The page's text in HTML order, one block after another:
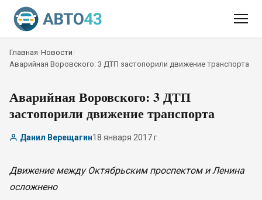
Главная Новости
Аварийная Воровского: 3 ДТП застопорили движение транспорта
Аварийная Воровского: 3 ДТП
застопорили движение транспорта
Данил Верещагин18 января 2017 г.
Движение между Октябрьским проспектом и Ленина
осложнено